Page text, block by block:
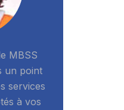
MBSS
un point
services
à vos